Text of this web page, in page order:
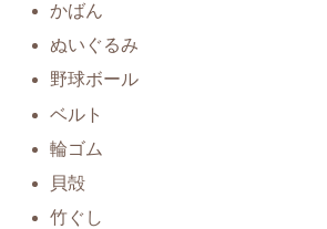
かばん
ぬいぐるみ
野球ボール
ベルト
輪ゴム
貝殻
竹ぐし